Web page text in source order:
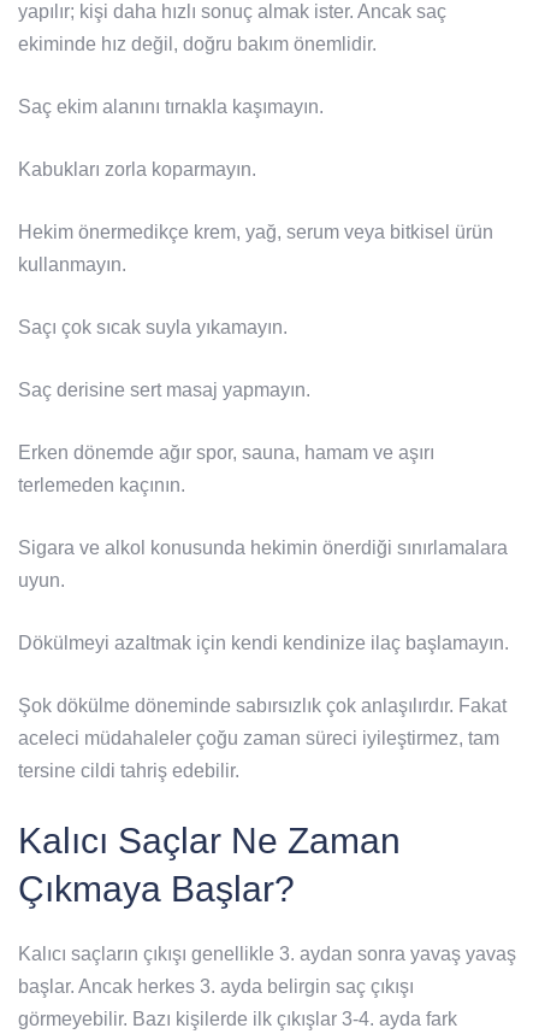
yapılır; kişi daha hızlı sonuç almak ister. Ancak saç
ekiminde hız değil, doğru bakım önemlidir.
Saç ekim alanını tırnakla kaşımayın.
Kabukları zorla koparmayın.
Hekim önermedikçe krem, yağ, serum veya bitkisel ürün
kullanmayın.
Saçı çok sıcak suyla yıkamayın.
Saç derisine sert masaj yapmayın.
Erken dönemde ağır spor, sauna, hamam ve aşırı
terlemeden kaçının.
Sigara ve alkol konusunda hekimin önerdiği sınırlamalara
uyun.
Dökülmeyi azaltmak için kendi kendinize ilaç başlamayın.
Şok dökülme döneminde sabırsızlık çok anlaşılırdır. Fakat
aceleci müdahaleler çoğu zaman süreci iyileştirmez, tam
tersine cildi tahriş edebilir.
Kalıcı Saçlar Ne Zaman
Çıkmaya Başlar?
Kalıcı saçların çıkışı genellikle 3. aydan sonra yavaş yavaş
başlar. Ancak herkes 3. ayda belirgin saç çıkışı
görmeyebilir. Bazı kişilerde ilk çıkışlar 3-4. ayda fark